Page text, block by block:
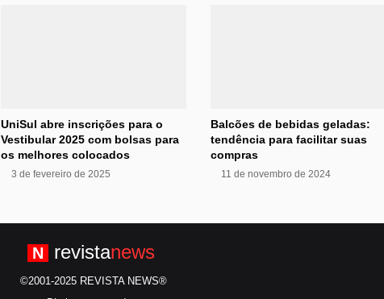
UniSul abre inscrições para o
Vestibular 2025 com bolsas para
os melhores colocados
3 de fevereiro de 2025
Balcões de bebidas geladas:
tendência para facilitar suas
compras
11 de novembro de 2024
N revistanews
©2001-2025 REVISTA NEWS®